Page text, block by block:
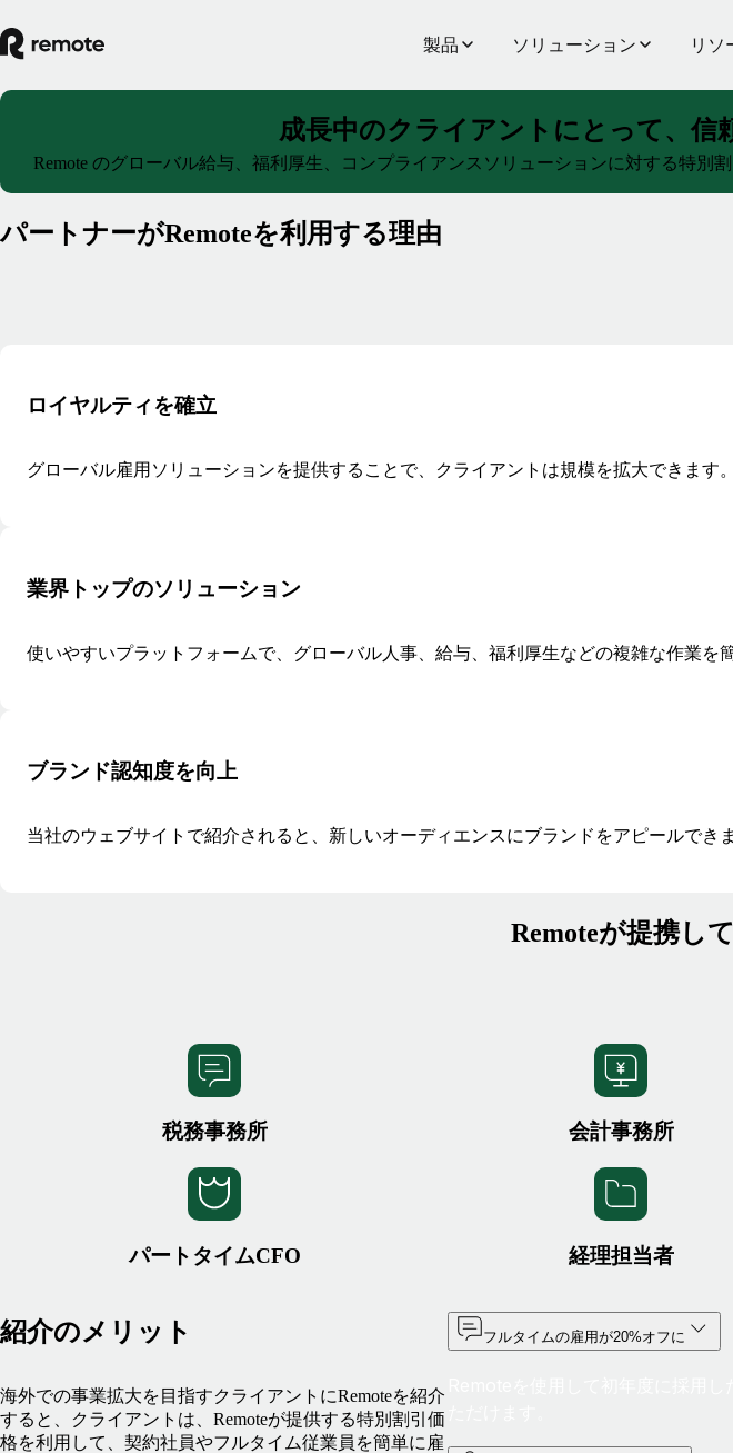
製品 ソリューション リソ
成長中のクライアントにとって、信
Remote のグローバル給与、福利厚生、コンプライアンスソリューションに対する特
パートナーがRemoteを利用する理由
ロイヤルティを確立
グローバル雇用ソリューションを提供することで、クライアントは規模を拡大できます。
業界トップのソリューション
使いやすいプラットフォームで、グローバル人事、給与、福利厚生などの複雑な作業を
ブランド認知度を向上
当社のウェブサイトで紹介されると、新しいオーディエンスにブランドをアピールできま
Remoteが提携し
税務事務所 会計事務所
パートタイムCFO 経理担当者
紹介のメリット
海外での事業拡大を目指すクライアントにRemoteを紹介
すると、クライアントは、Remoteが提供する特別割引価
格を利用して、契約社員やフルタイム従業員を簡単に雇
フルタイムの雇用が20%オフに